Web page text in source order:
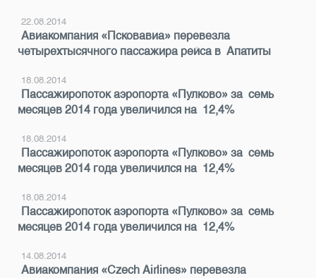
22.08.2014
Авиакомпания «Псковавиа» перевезла
четырехтысячного пассажира рейса в Апатиты
18.08.2014
Пассажиропоток аэропорта «Пулково» за семь
месяцев 2014 года увеличился на 12,4%
18.08.2014
Пассажиропоток аэропорта «Пулково» за семь
месяцев 2014 года увеличился на 12,4%
18.08.2014
Пассажиропоток аэропорта «Пулково» за семь
месяцев 2014 года увеличился на 12,4%
14.08.2014
Авиакомпания «Czech Airlines» перевезла